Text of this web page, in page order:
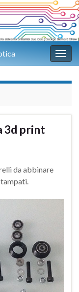
3d print
da abbinare